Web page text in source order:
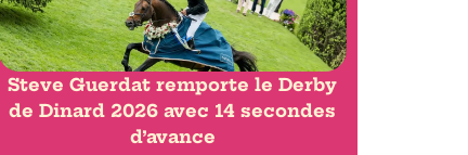
Steve Guerdat remporte le Derby
de Dinard 2026 avec 14 secondes
d’avance